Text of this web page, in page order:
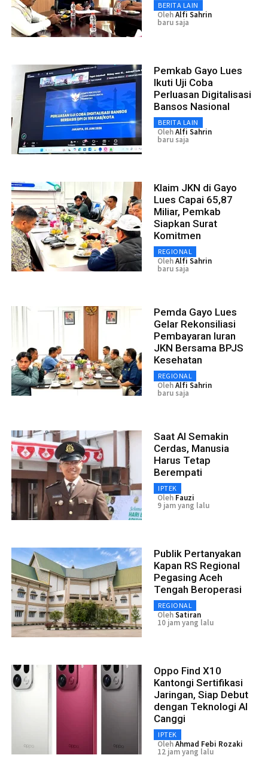
BERITA LAIN
OlehAlfi Sahrin
baru saja
Pemkab Gayo Lues
Ikuti Uji Coba
Perluasan Digitalisasi
Bansos Nasional
BERITA LAIN
OlehAlfi Sahrin
baru saja
Klaim JKN di Gayo
Lues Capai 65,87
Miliar, Pemkab
Siapkan Surat
Komitmen
REGIONAL
OlehAlfi Sahrin
baru saja
Pemda Gayo Lues
Gelar Rekonsiliasi
Pembayaran Iuran
JKN Bersama BPJS
Kesehatan
REGIONAL
OlehAlfi Sahrin
baru saja
Saat AI Semakin
Cerdas, Manusia
Harus Tetap
Berempati
IPTEK
Oleh Fauzi
9 jam yang lalu
Publik Pertanyakan
Kapan RS Regional
Pegasing Aceh
Tengah Beroperasi
REGIONAL
OlehSatiran
10 jam yang lalu
Oppo Find X10
Kantongi Sertifikasi
Jaringan, Siap Debut
dengan Teknologi AI
Canggi
IPTEK
OlehAhmad Febi Rozaki
12 jam yang lalu